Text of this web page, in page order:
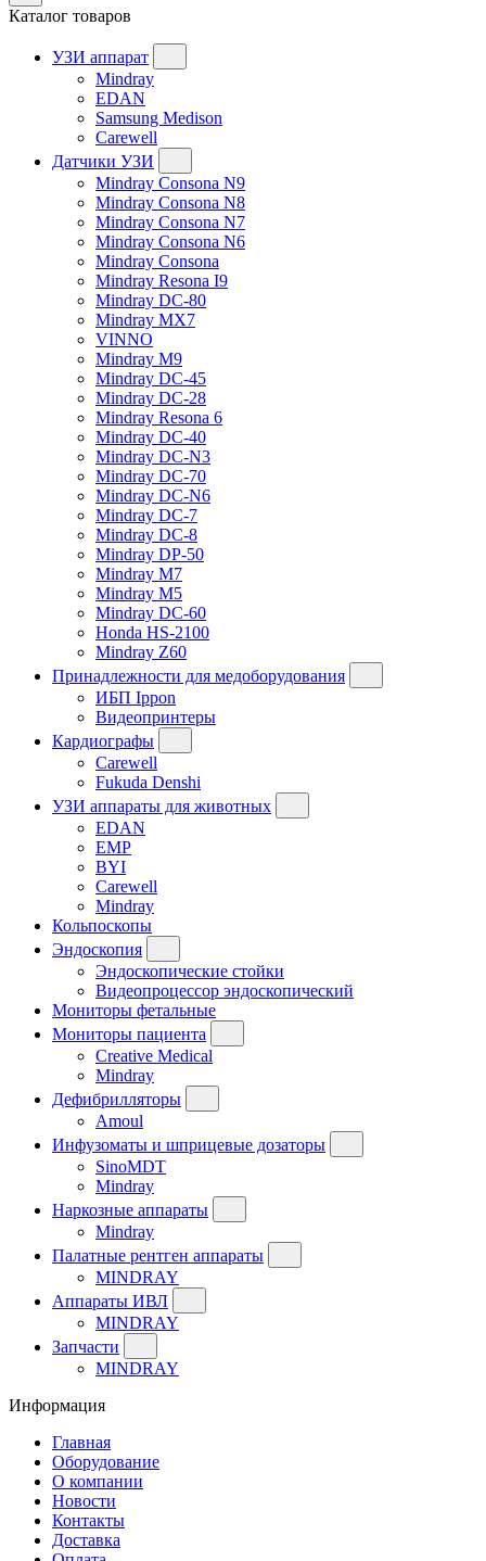
Каталог товаров
УЗИ аппарат
Mindray
EDAN
Samsung Medison
Carewell
Датчики УЗИ
Mindray Consona N9
Mindray Consona N8
Mindray Consona N7
Mindray Consona N6
Mindray Consona
Mindray Resona I9
Mindray DC-80
Mindray MX7
VINNO
Mindray M9
Mindray DC-45
Mindray DC-28
Mindray Resona 6
Mindray DC-40
Mindray DC-N3
Mindray DC-70
Mindray DC-N6
Mindray DC-7
Mindray DC-8
Mindray DP-50
Mindray M7
Mindray M5
Mindray DC-60
Honda HS-2100
Mindray Z60
Принадлежности для медоборудования
ИБП Ippon
Видеопринтеры
Кардиографы
Carewell
Fukuda Denshi
УЗИ аппараты для животных
EDAN
EMP
BYI
Carewell
Mindray
Кольпоскопы
Эндоскопия
Эндоскопические стойки
Видеопроцессор эндоскопический
Мониторы фетальные
Мониторы пациента
Creative Medical
Mindray
Дефибрилляторы
Amoul
Инфузоматы и шприцевые дозаторы
SinoMDT
Mindray
Наркозные аппараты
Mindray
Палатные рентген аппараты
MINDRAY
Аппараты ИВЛ
MINDRAY
Запчасти
MINDRAY
Информация
Главная
Оборудование
О компании
Новости
Контакты
Доставка